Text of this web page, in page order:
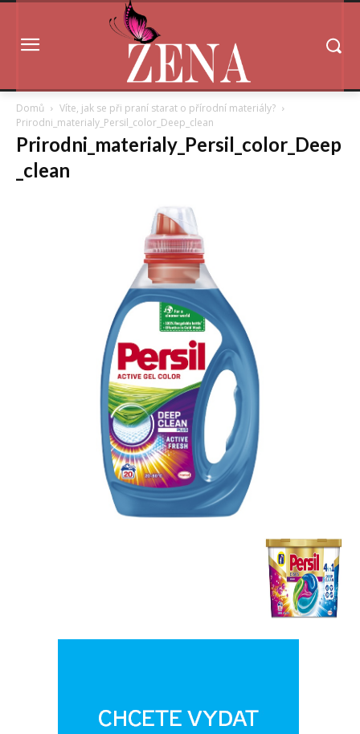
Domů
Víte, jak se při praní starat o přírodní materiály?
Prirodni_materialy_Persil_color_Deep_clean
Prirodni_materialy_Persil_color_Deep
_clean